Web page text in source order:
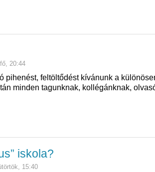
20:44
pihenést, feltöltődést kívánunk a
minden tagunknak, kollégánknak,
iskola?
15:40